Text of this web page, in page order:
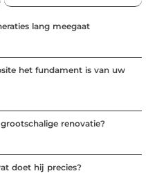
lang meegaat
het fundament is van uw
renovatie?
doet hij precies?